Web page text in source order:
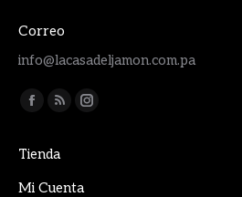
Correo
info@lacasadeljamon.com.pa
Encuéntranos en:
Facebook
opens
in
Rss
opens
in
Instagram
Tienda
Mi Cuenta